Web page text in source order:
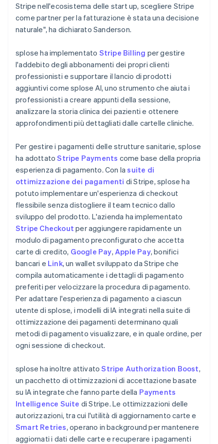
Stripe nell'ecosistema delle start up, scegliere Stripe
come partner per la fatturazione è stata una decisione
naturale", ha dichiarato Sanderson.
splose ha implementato Stripe Billing per gestire
l'addebito degli abbonamenti dei propri clienti
professionisti e supportare il lancio di prodotti
aggiuntivi come splose AI, uno strumento che aiuta i
professionisti a creare appunti della sessione,
analizzare la storia clinica dei pazienti e ottenere
approfondimenti più dettagliati dalle cartelle cliniche.
Per gestire i pagamenti delle strutture sanitarie, splose
ha adottatoStripe Payments come base della propria
esperienza di pagamento. Con lasuite di
ottimizzazione dei pagamenti di Stripe, splose ha
potuto implementare un'esperienza di checkout
flessibile senza distogliere il team tecnico dallo
sviluppo del prodotto. L'azienda ha implementato
Stripe Checkout per aggiungere rapidamente un
modulo di pagamento preconfigurato che accetta
carte di credito, Google Pay, Apple Pay, bonifici
bancari e Link, un wallet sviluppato da Stripe che
compila automaticamente i dettagli di pagamento
preferiti per velocizzare la procedura di pagamento.
Per adattare l'esperienza di pagamento a ciascun
utente di splose, i modelli di IA integrati nella suite di
ottimizzazione dei pagamenti determinano quali
metodi di pagamento visualizzare, e in quale ordine, per
ogni sessione di checkout.
splose ha inoltre attivatoStripe Authorization Boost,
un pacchetto di ottimizzazioni di accettazione basate
su IA integrate che fanno parte della Payments
Intelligence Suite di Stripe. Le ottimizzazioni delle
autorizzazioni, tra cui l'utilità di aggiornamento carte e
Smart Retries, operano in background per mantenere
aggiornati i dati delle carte e recuperare i pagamenti